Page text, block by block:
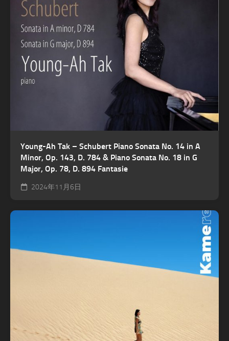
Young-Ah Tak – Schubert Piano Sonata No. 14 in A
Minor, Op. 143, D. 784 & Piano Sonata No. 18 in G
Major, Op. 78, D. 894 Fantasie
2024年11月6日